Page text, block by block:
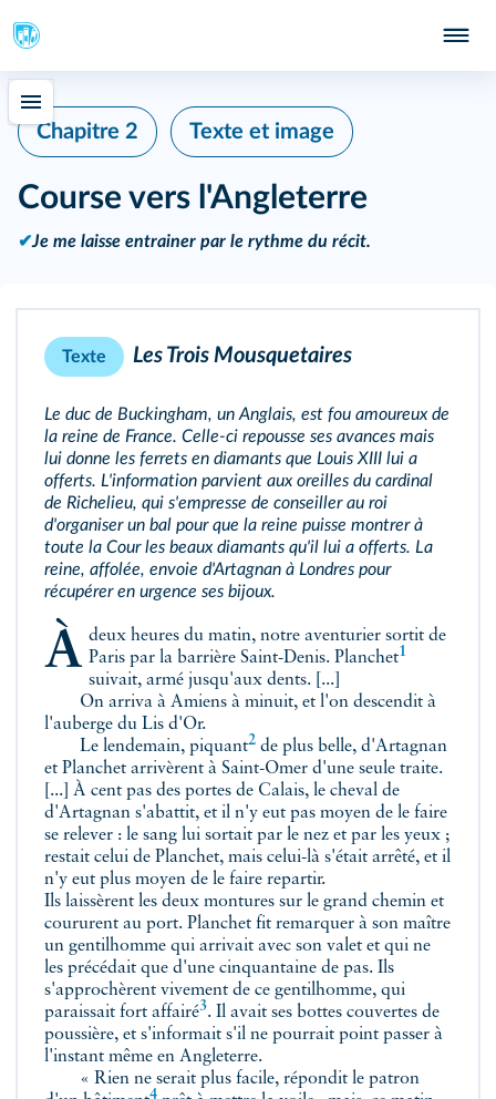
Chapitre 2 Texte et image
Course vers l'Angleterre
✔Je me laisse entrainer par le rythme du récit.
Texte Les Trois Mousquetaires
Le duc de Buckingham, un Anglais, est fou amoureux de
la reine de France. Celle-ci repousse ses avances mais
lui donne les ferrets en diamants que Louis XIII lui a
offerts. L'information parvient aux oreilles du cardinal
de Richelieu, qui s'empresse de conseiller au roi
d'organiser un bal pour que la reine puisse montrer à
toute la Cour les beaux diamants qu'il lui a offerts. La
reine, affolée, envoie d'Artagnan à Londres pour
récupérer en urgence ses bijoux.
À deux heures du matin, notre aventurier sortit de Paris par la barrière Saint-Denis. Planchet1
suivait, armé jusqu'aux dents. [...]
On arriva à Amiens à minuit, et l'on descendit à
l'auberge du Lis d'Or.
Le lendemain, piquant2 de plus belle, d'Artagnan
et Planchet arrivèrent à Saint-Omer d'une seule traite.
[...] À cent pas des portes de Calais, le cheval de
d'Artagnan s'abattit, et il n'y eut pas moyen de le faire
se relever : le sang lui sortait par le nez et par les yeux ;
restait celui de Planchet, mais celui-là s'était arrêté, et il
n'y eut plus moyen de le faire repartir.
Ils laissèrent les deux montures sur le grand chemin et
coururent au port. Planchet fit remarquer à son maître
un gentilhomme qui arrivait avec son valet et qui ne
les précédait que d'une cinquantaine de pas. Ils
s'approchèrent vivement de ce gentilhomme, qui
paraissait fort affairé3. Il avait ses bottes couvertes de
poussière, et s'informait s'il ne pourrait point passer à
l'instant même en Angleterre.
« Rien ne serait plus facile, répondit le patron
4